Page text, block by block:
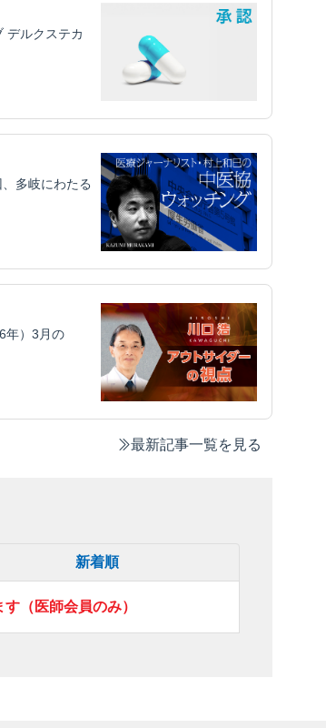
デルクステカ
多岐にわたる
年）3月の
最新記事一覧を見る
新着順
（医師会員のみ）